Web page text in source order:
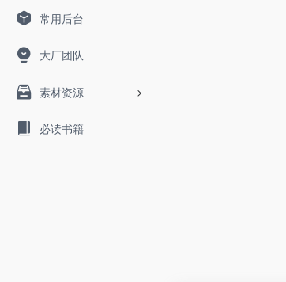
常用后台
大厂团队
素材资源
必读书籍